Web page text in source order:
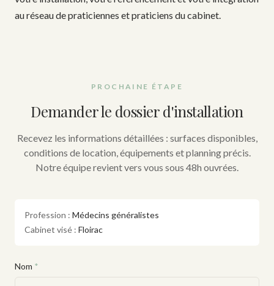
au réseau de praticiennes et praticiens du cabinet.
PROCHAINE ÉTAPE
Demander le dossier d'installation
Recevez les informations détaillées : surfaces disponibles,
conditions de location, équipements et planning précis.
Notre équipe revient vers vous sous 48h ouvrées.
Profession : Médecins généralistes
Cabinet visé : Floirac
Nom *